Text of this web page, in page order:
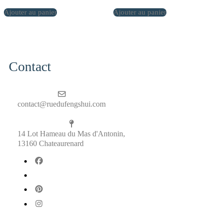
Ajouter au panier
69,90 €.59,90 €.
Ajouter au panier
Contact
contact@ruedufengshui.com
14 Lot Hameau du Mas d'Antonin,
13160 Chateaurenard